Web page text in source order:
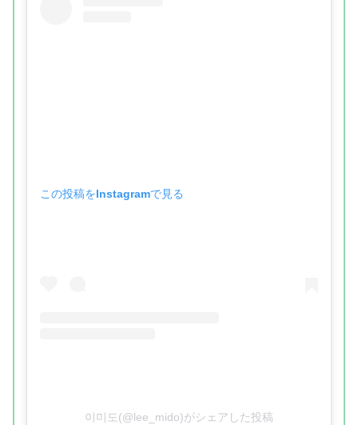
この投稿をInstagramで見る
이미도(@lee_mido)がシェアした投稿